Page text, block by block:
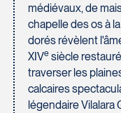
médiévaux, de
chapelle des os à
dorés révèlent
XIVesiècle
traverser les
calcaires
légendaire Vilalara